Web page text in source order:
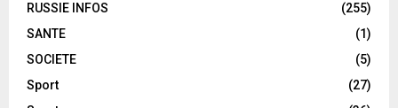
RUSSIE INFOS
(255)
SANTE
(1)
SOCIETE
(5)
Sport
(27)